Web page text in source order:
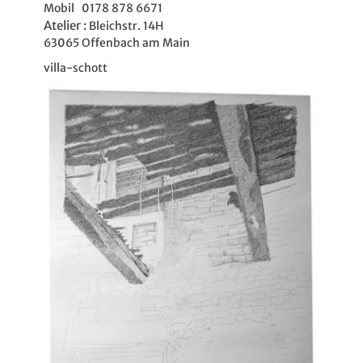
Mobil 0178 878 6671
Atelier : Bleichstr. 14H
63065 Offenbach am Main
villa-schott